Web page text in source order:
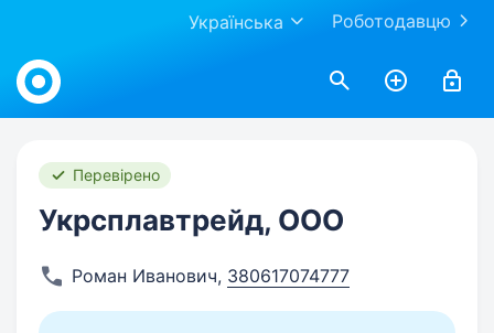
Роботодавцю
Українська
Work.ua
Перевірено
Укрсплавтрейд, ООО
Роман Иванович, 380617074777